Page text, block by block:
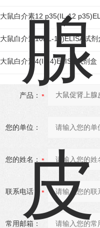
大鼠白介素12 p35(IL-12
大鼠白介素10(IL-10)ELISA试剂
大鼠白介素4(IL-4)ELISA试剂盒
产品：
您的单位：
您的姓名：
联系电话：
常用邮箱：